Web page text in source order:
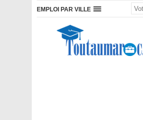
EMPLOI PAR VILLE